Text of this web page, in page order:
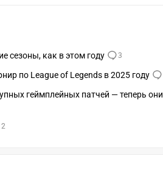
сезоны, как в этом году 3
по League of Legends в 2025 году
геймплейных патчей — теперь они
2